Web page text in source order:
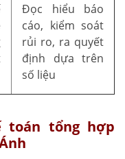
Đọc hiểu báo
cáo, kiểm soát
rủi ro, ra quyết
định dựa trên
số liệu
toán tổng hợp